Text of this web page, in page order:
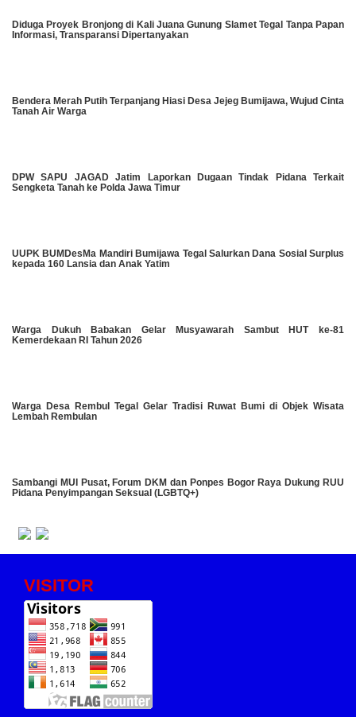
Diduga Proyek Bronjong di Kali Juana Gunung Slamet Tegal Tanpa Papan
Informasi, Transparansi Dipertanyakan
Bendera Merah Putih Terpanjang Hiasi Desa Jejeg Bumijawa, Wujud Cinta
Tanah Air Warga
DPW SAPU JAGAD Jatim Laporkan Dugaan Tindak Pidana Terkait
Sengketa Tanah ke Polda Jawa Timur
UUPK BUMDesMa Mandiri Bumijawa Tegal Salurkan Dana Sosial Surplus
kepada 160 Lansia dan Anak Yatim
Warga Dukuh Babakan Gelar Musyawarah Sambut HUT ke-81
Kemerdekaan RI Tahun 2026
Warga Desa Rembul Tegal Gelar Tradisi Ruwat Bumi di Objek Wisata
Lembah Rembulan
Sambangi MUI Pusat, Forum DKM dan Ponpes Bogor Raya Dukung RUU
Pidana Penyimpangan Seksual (LGBTQ+)
VISITOR